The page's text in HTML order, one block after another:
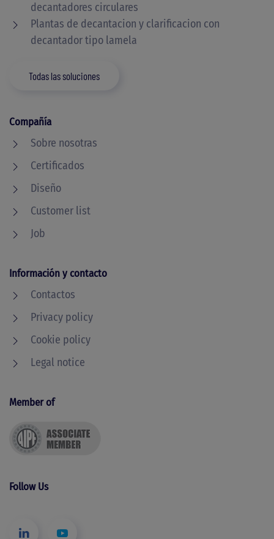
decantadores circulares
Plantas de decantacion y clarificacion con
decantador tipo lamela
Todas las soluciones
Compañía
Sobre nosotras
Certificados
Diseño
Customer list
Job
Información y contacto
Contactos
Privacy policy
Cookie policy
Legal notice
Member of
Follow Us